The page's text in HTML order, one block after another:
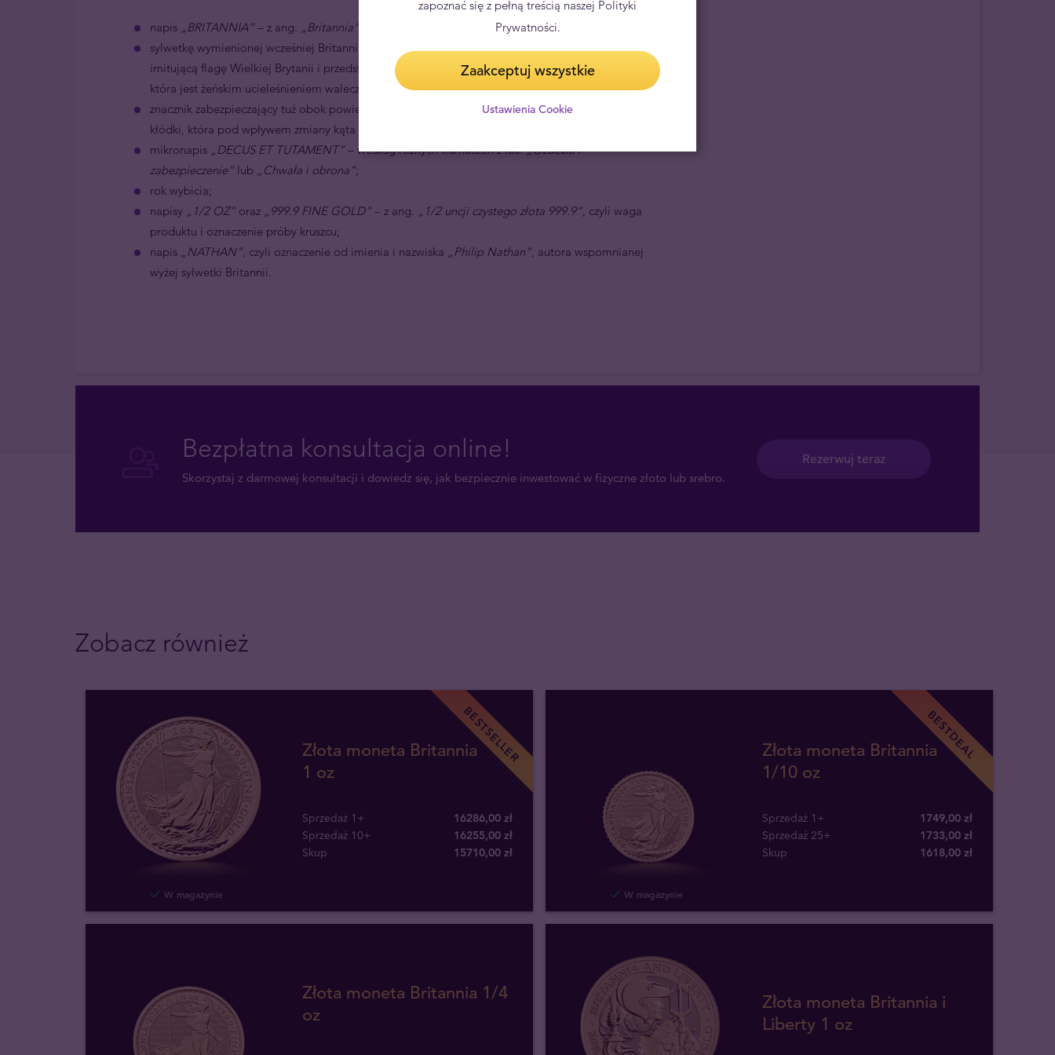
napis „BRITANNIA”– z ang. „Britannia”
sylwetkę wymienionej wcześniej Britannii, dzierżącej w prawej ręce trójząb, w lewej tarczę
imitującą flagę Wielkiej Brytanii i przedstawionej na tle animacji odzwierciedlającej ruch fal,
która jest żeńskim ucieleśnieniem walecznych mieszkańców Wysp Brytyjskich;
znacznik zabezpieczający tuż obok powiewającej sukni Britannii, jakim jest ilustracja zamkniętej
kłódki, która pod wpływem zmiany kąta patrzenia zmienia się w trójząb;
mikronapis „DECUS ET TUTAMENT”– według różnych tłumaczeń z łac.„Ozdoba i
zabezpieczenie”lub „Chwała i obrona”;
rok wybicia;
napisy „1/2 OZ”oraz „999.9 FINE GOLD”– z ang. „1/2 uncji czystego złota 999.9”, czyli waga
produktu i oznaczenie próby kruszcu;
napis „NATHAN”, czyli oznaczenie od imienia i nazwiska „Philip Nathan”, autora wspomnianej
wyżej sylwetki Britannii.
Bezpłatna konsultacja online!
Skorzystaj z darmowej konsultacji i dowiedz się, jak bezpiecznie inwestować w fizyczne złoto lub srebro.
Rezerwuj teraz
Zobacz również
BESTSELLER
W magazynie
Złota moneta Britannia
1 oz
Sprzedaż 1+
16286,00 zł
Sprzedaż 10+
16255,00 zł
Skup
15710,00 zł
BESTDEAL
W magazynie
Złota moneta Britannia
1/10 oz
Sprzedaż 1+
1749,00 zł
Sprzedaż 25+
1733,00 zł
Skup
1618,00 zł
Złota moneta Britannia 1/4
oz
Złota moneta Britannia i
Liberty 1 oz
zapoznać się z pełną treścią naszej Polityki
Prywatności.
Zaakceptuj wszystkie
Ustawienia Cookie